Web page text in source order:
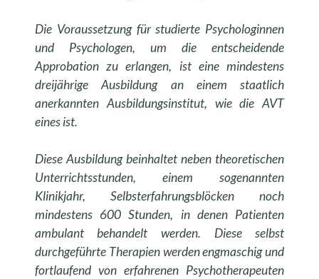
Die Voraussetzung für studierte Psychologinnen
und Psychologen, um die entscheidende
Approbation zu erlangen, ist eine mindestens
dreijährige Ausbildung an einem staatlich
anerkannten Ausbildungsinstitut, wie die AVT
eines ist.
Diese Ausbildung beinhaltet neben theoretischen
Unterrichtsstunden, einem sogenannten
Klinikjahr, Selbsterfahrungsblöcken noch
mindestens 600 Stunden, in denen Patienten
ambulant behandelt werden. Diese selbst
durchgeführte Therapien werden engmaschig und
fortlaufend von erfahrenen Psychotherapeuten